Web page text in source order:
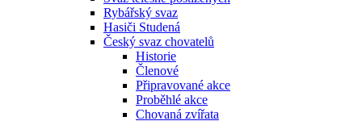
Rybářský svaz
Hasiči Studená
Český svaz chovatelů
Historie
Členové
Připravované akce
Proběhlé akce
Chovaná zvířata